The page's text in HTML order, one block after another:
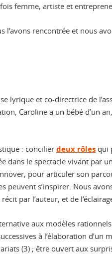
femme, artiste et
rencontrée et nous
lyrique et co-directrice de
Caroline a un bébé d’un
: concilier deux rôles qui
le spectacle vivant par
pour articuler son
peuvent s’inspirer. Nous
par l’auteur, et de
aux modèles
à l’élaboration d’un
(3) ; être ouvert aux